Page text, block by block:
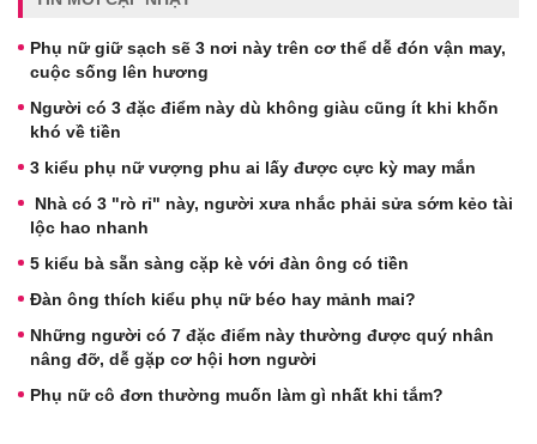
Phụ nữ giữ sạch sẽ 3 nơi này trên cơ thể dễ đón vận may,
cuộc sống lên hương
Người có 3 đặc điểm này dù không giàu cũng ít khi khốn
khó về tiền
3 kiểu phụ nữ vượng phu ai lấy được cực kỳ may mắn
Nhà có 3 "rò rỉ" này, người xưa nhắc phải sửa sớm kẻo tài
lộc hao nhanh
5 kiểu bà sẵn sàng cặp kè với đàn ông có tiền
Đàn ông thích kiểu phụ nữ béo hay mảnh mai?
Những người có 7 đặc điểm này thường được quý nhân
nâng đỡ, dễ gặp cơ hội hơn người
Phụ nữ cô đơn thường muốn làm gì nhất khi tắm?